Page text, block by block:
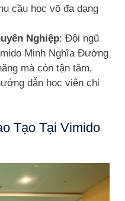
cầu học võ đa dạng
Nghiệp: Đội ngũ
Minh Nghĩa Đường
mà còn tận tâm,
dẫn học viên chi
Tạo Tại Vimido